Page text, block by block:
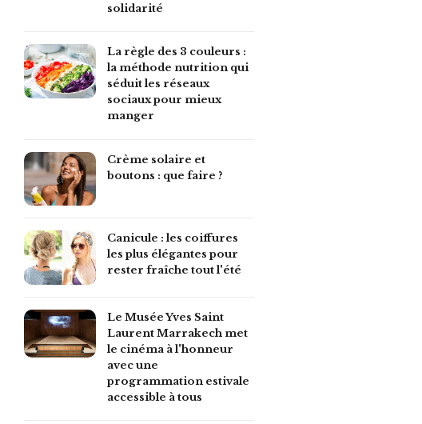
solidarité
La règle des 3 couleurs :
la méthode nutrition qui
séduit les réseaux
sociaux pour mieux
manger
Crème solaire et
boutons : que faire ?
Canicule : les coiffures
les plus élégantes pour
rester fraîche tout l'été
Le Musée Yves Saint
Laurent Marrakech met
le cinéma à l'honneur
avec une
programmation estivale
accessible à tous